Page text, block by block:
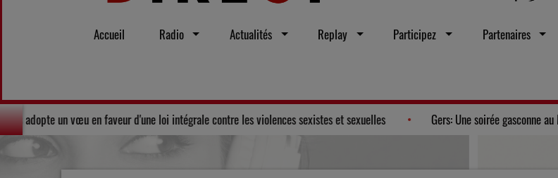
Accueil Radio Actualités Replay Participez Partenaires
Le Conseil départemental du Gers adopte un vœu en faveur d'une loi intégrale contre les violences sexistes et sexuelles